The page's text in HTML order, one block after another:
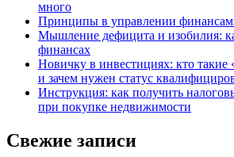
много
Принципы в управлении
Мышление дефицита и изобилия:
финансах
Новичку в инвестициях: кто такие
и зачем нужен статус
Инструкция: как получить
при покупке недвижимости
Свежие записи